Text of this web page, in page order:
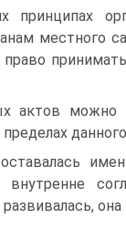
местного
право
актов